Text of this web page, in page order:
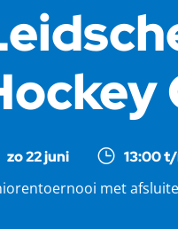
zo 22 juni 13:00
met